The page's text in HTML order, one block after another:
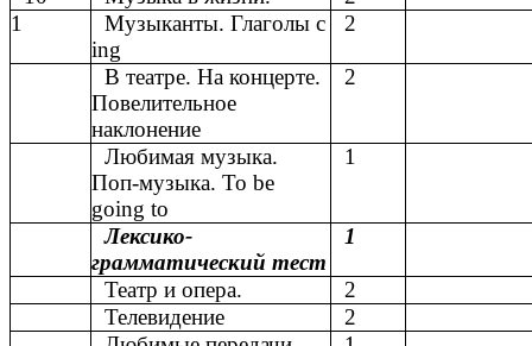
1
Музыканты. Глаголы с
ing
2
В театре. На концерте.
Повелительное
наклонение
2
Любимая музыка.
Поп-музыка. To be
going to
1
Лексико-
грамматический тест
1
Театр и опера.
2
Телевидение
2